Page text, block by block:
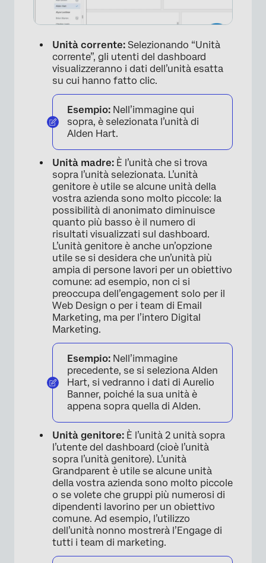
×
×
Unità corrente: Selezionando “Unità
corrente”, gli utenti del dashboard
visualizzeranno i dati dell’unità esatta
su cui hanno fatto clic.
Esempio: Nell’immagine qui
sopra, è selezionata l’unità di
Alden Hart.
Unità madre: È l’unità che si trova
sopra l’unità selezionata. L’unità
genitore è utile se alcune unità della
vostra azienda sono molto piccole: la
possibilità di anonimato diminuisce
quanto più basso è il numero di
risultati visualizzati sul dashboard.
L’unità genitore è anche un’opzione
utile se si desidera che un’unità più
ampia di persone lavori per un obiettivo
comune: ad esempio, non ci si
preoccupa dell’engagement solo per il
Web Design o per i team di Email
Marketing, ma per l’intero Digital
Marketing.
Esempio: Nell’immagine
precedente, se si seleziona Alden
Hart, si vedranno i dati di Aurelio
Banner, poiché la sua unità è
appena sopra quella di Alden.
Unità genitore: È l’unità 2 unità sopra
l’utente del dashboard (cioè l’unità
sopra l’unità genitore). L’unità
Grandparent è utile se alcune unità
della vostra azienda sono molto piccole
o se volete che gruppi più numerosi di
dipendenti lavorino per un obiettivo
comune. Ad esempio, l’utilizzo
dell’unità nonno mostrerà l’Engage di
tutti i team di marketing.